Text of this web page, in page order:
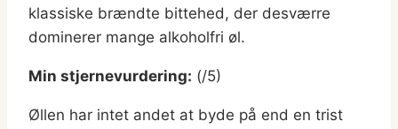
klassiske brændte bittehed, der desværre
dominerer mange alkoholfri øl.
Min stjernevurdering: (/5)
Øllen har intet andet at byde på end en trist